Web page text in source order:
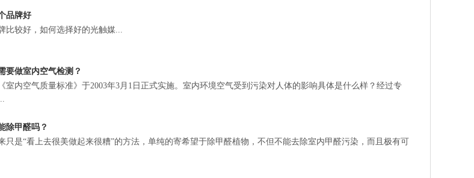
品牌好
比较好，如何选择好的光触媒...
要做室内空气检测？
室内空气质量标准》于2003年3月1日正式实施。室内环境空气受到污染对人体的影响具体是什么样？经过专
除甲醛吗？
只是“看上去很美做起来很糟”的方法，单纯的寄希望于除甲醛植物，不但不能去除室内甲醛污染，而且极有可